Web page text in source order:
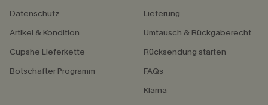
Datenschutz
Artikel & Kondition
Cupshe Lieferkette
Botschafter Programm
Lieferung
Umtausch & Rückgaberecht
Rücksendung starten
FAQs
Klarna